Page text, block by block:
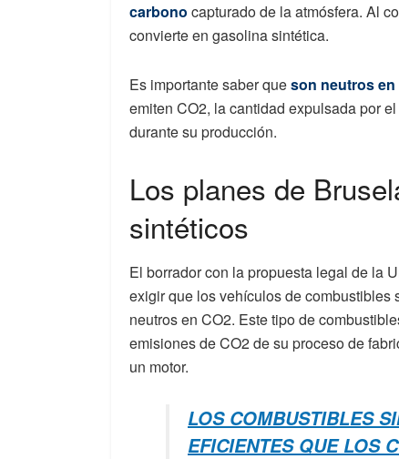
carbono capturado de la atmósfera. Al
convierte en gasolina sintética.
Es importante saber queson neutros
emiten CO2, la cantidad expulsada por
durante su producción.
Los planes de
sintéticos
El borrador con la propuesta legal de la
exigir que los vehículos de
neutros en CO2. Este tipo de
emisiones de CO2 de su proceso de
un motor.
LOS COMBUSTIBLES
EFICIENTES QUE LOS